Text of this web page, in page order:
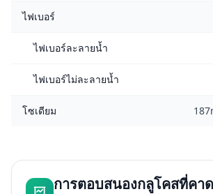
ไฟเบอร์
ไฟเบอร์ละลายน้ำ
ไฟเบอร์ไม่ละลายน้ำ
โซเดียม
การตอบสนองกลูโคสที่คา